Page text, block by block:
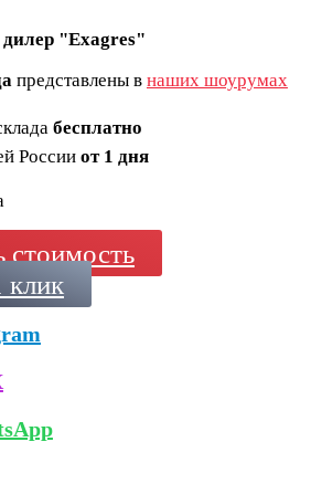
"Exagres"
представлены в наших шоурумах
бесплатно
России от 1 дня
стоимость
клик